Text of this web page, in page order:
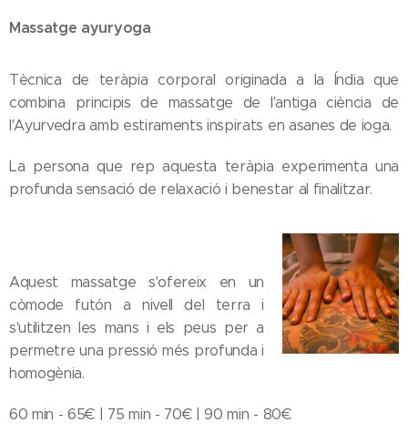
Massatge ayuryoga
Tècnica de teràpia corporal originada a la Índia que
combina principis de massatge de l'antiga ciència de
l'Ayurvedra amb estiraments inspirats en asanes de ioga.
La persona que rep aquesta teràpia experimenta una
profunda sensació de relaxació i benestar al finalitzar.
Aquest massatge s'ofereix en un
còmode futón a nivell del terra i
s'utilitzen les mans i els peus per a
permetre una pressió més profunda i
homogènia.
60 min - 65€ | 75 min - 70€ | 90 min - 80€